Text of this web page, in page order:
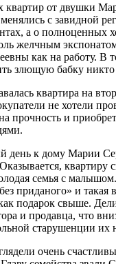
квартир от двушки
с завидной
а о полноценных
желчным
как на работу. В
злющую бабку никто
квартира на
не хотели
прочность и
день к дому Марии
квартиру
семья с
приданого» и такая
подарок свыше.
и продавца, что
старушенции их
очень